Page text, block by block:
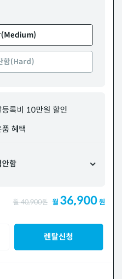
(Medium)
함(Hard)
등록비 10만원 할인
혜택
안함
월40,900원 월 36,900원
렌탈신청